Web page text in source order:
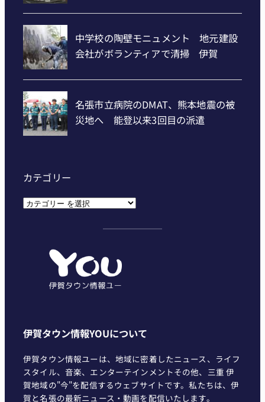
カテゴリー
カ
伊賀タウン情報YOUについて
伊賀タウン情報ユーは、地域に密着したニュース、ライフ
スタイル、音楽、エンターテインメントその他、三重 伊
賀地域の"今"を配信するウェブサイトです。私たちは、伊
賀と名張の最新ニュース・動画を配信いたします。